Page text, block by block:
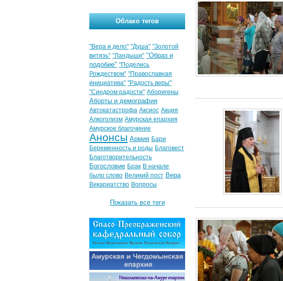
Облако тегов
"Вера и дело" "Душа" "Золотой
витязь" "Ландыши" "Образ и
подобие" "Поделись
Рождеством" "Православная
инициатива" "Радость веры"
"Синдром радости" Аборигены
Аборты и демография
Автокатастрофа Аксиос Акция
Алкоголизм Амурская епархия
Амурское благочиние
Анонсы Армия Бари
Беременность и роды Благовест
Благотворительность
Богословие Брак В начале
было слово Великий пост Вера
Викариатство Вопросы
Показать все теги